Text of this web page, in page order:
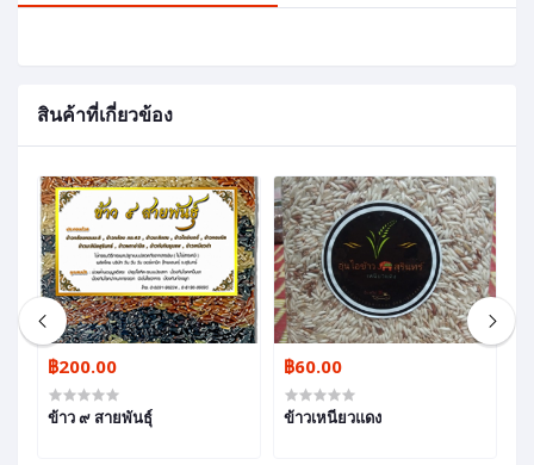
สินค้าที่เกี่ยวข้อง
฿200.00
ข้าว ๙ สายพันธุ์
฿60.00
ข้าวเหนียวแดง